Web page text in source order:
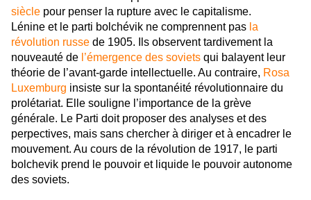
siècle pour penser la rupture avec le capitalisme.
Lénine et le parti bolchévik ne comprennent pas la
révolution russe de 1905. Ils observent tardivement la
nouveauté de l’émergence des soviets qui balayent leur
théorie de l’avant-garde intellectuelle. Au contraire, Rosa
Luxemburg insiste sur la spontanéité révolutionnaire du
prolétariat. Elle souligne l’importance de la grève
générale. Le Parti doit proposer des analyses et des
perpectives, mais sans chercher à diriger et à encadrer le
mouvement. Au cours de la révolution de 1917, le parti
bolchevik prend le pouvoir et liquide le pouvoir autonome
des soviets.